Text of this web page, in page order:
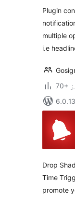
Plugin
multiple
i.e
Drop
Time
promote